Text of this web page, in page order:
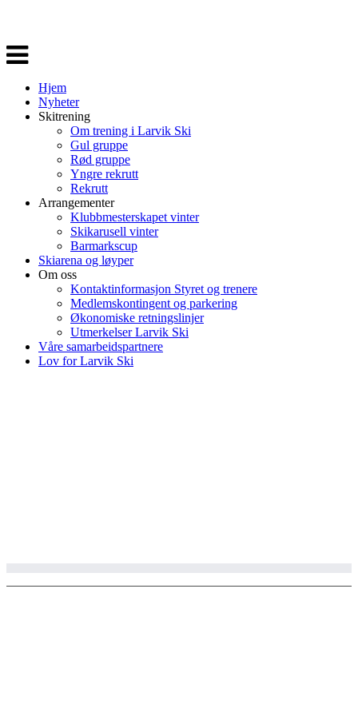
Veksle
navigasjon
Hjem
Nyheter
Skitrening
Om trening i Larvik Ski
Gul gruppe
Rød gruppe
Yngre rekrutt
Rekrutt
Arrangementer
Klubbmesterskapet vinter
Skikarusell vinter
Barmarkscup
Skiarena og løyper
Om oss
Kontaktinformasjon Styret og trenere
Medlemskontingent og parkering
Økonomiske retningslinjer
Utmerkelser Larvik Ski
Våre samarbeidspartnere
Lov for Larvik Ski